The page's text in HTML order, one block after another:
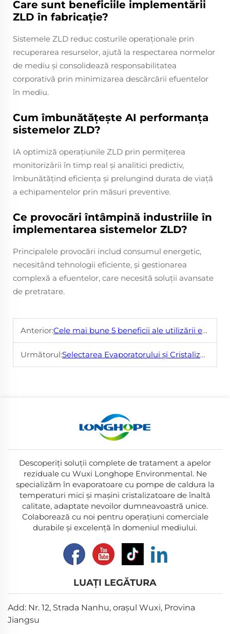
Care sunt beneficiile implementării
ZLD în fabricație?
Sistemele ZLD reduc costurile operaționale prin
recuperarea resurselor, ajută la respectarea normelor
de mediu și consolidează responsabilitatea
corporativă prin minimizarea descărcării efuentelor
în mediu.
Cum îmbunătățește AI performanța
sistemelor ZLD?
IA optimiză operațiunile ZLD prin permițerea
monitorizării în timp real și analitici predictiv,
îmbunătățind eficiența și prelungind durata de viață
a echipamentelor prin măsuri preventive.
Ce provocări întâmpină industriile în
implementarea sistemelor ZLD?
Principalele provocări includ consumul energetic,
necesitând tehnologii eficiente, și gestionarea
complexă a efuentelor, care necesită soluții avansate
de pretratare.
Anterior:Cele mai bune 5 beneficii ale utilizării evaporatoarelor sub vacuu industriale în instalația dvs.
Următorul:Selectarea Evaporatorului și Cristalizatorului Potrivit pentru Nevoile de Apă Reziduală Industrială
Descoperiți soluții complete de tratament a apelor
reziduale cu Wuxi Longhope Environmental. Ne
specializăm în evaporatoare cu pompe de caldura la
temperaturi mici și mașini cristalizatoare de înaltă
calitate, adaptate nevoilor dumneavoastră unice.
Colaborează cu noi pentru operațiuni comerciale
durabile și excelență în domeniul mediului.
LUAȚI LEGĂTURA
Add: Nr. 12, Strada Nanhu, orașul Wuxi, Provina
Jiangsu